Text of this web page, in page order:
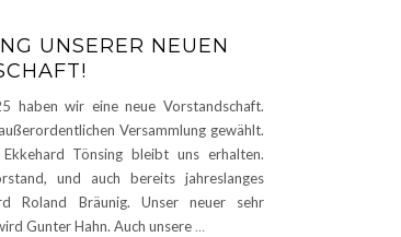
UNSERER NEUEN
haben wir eine neue Vorstandschaft.
Versammlung gewählt.
Tönsing bleibt uns erhalten.
und auch bereits jahreslanges
Roland Bräunig. Unser neuer sehr
Gunter Hahn. Auch unsere…